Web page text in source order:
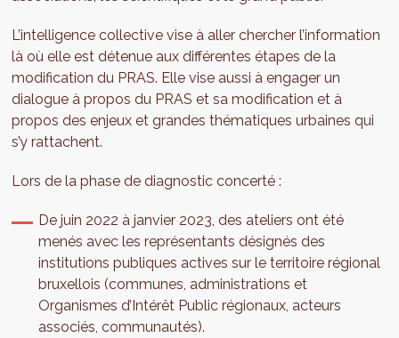
L’intelligence collective vise à aller chercher l’information
là où elle est détenue aux différentes étapes de la
modification du PRAS. Elle vise aussi à engager un
dialogue à propos du PRAS et sa modification et à
propos des enjeux et grandes thématiques urbaines qui
s’y rattachent.
Lors de la phase de diagnostic concerté :
De juin 2022 à janvier 2023, des ateliers ont été
menés avec les représentants désignés des
institutions publiques actives sur le territoire régional
bruxellois (communes, administrations et
Organismes d’Intérêt Public régionaux, acteurs
associés, communautés).